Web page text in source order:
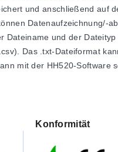
und anschließend
Datenaufzeichnung/-
und der
Das .txt-Dateiformat
mit der HH520-Software
Konformität